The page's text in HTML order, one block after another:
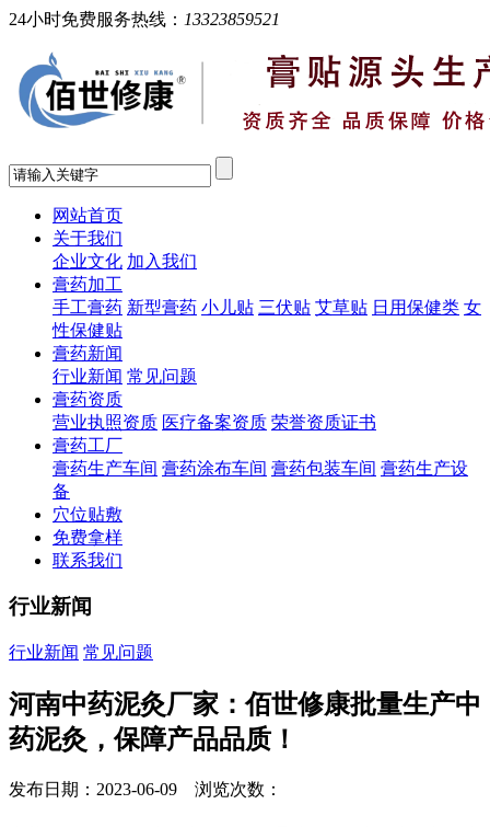
24小时免费服务热线： 13323859521
网站首页
关于我们
企业文化 加入我们
膏药加工
手工膏药 新型膏药 小儿贴 三伏贴 艾草贴 日用保健类 女
性保健贴
膏药新闻
行业新闻 常见问题
膏药资质
营业执照资质 医疗备案资质 荣誉资质证书
膏药工厂
膏药生产车间 膏药涂布车间 膏药包装车间 膏药生产设
备
穴位贴敷
免费拿样
联系我们
行业新闻
行业新闻 常见问题
河南中药泥灸厂家：佰世修康批量生产中
药泥灸，保障产品品质！
发布日期：2023-06-09 浏览次数：